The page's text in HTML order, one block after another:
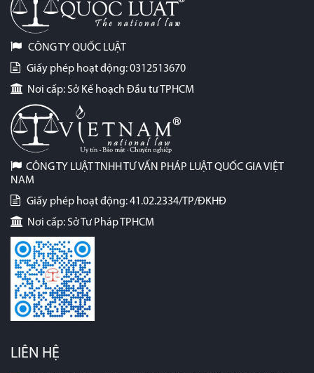
CÔNG TY QUỐC LUẬT
Giấy phép hoạt động: 0312513670
Nơi cấp: Sở Kế hoạch Đầu tư TPHCM
CÔNG TY LUẬT TNHH TƯ VẤN PHÁP LUẬT QUỐC GIA VIỆT
NAM
Giấy phép hoạt động: 41.02.2334/TP/ĐKHĐ
Nơi cấp: Sở Tư Pháp TPHCM
LIÊN HỆ